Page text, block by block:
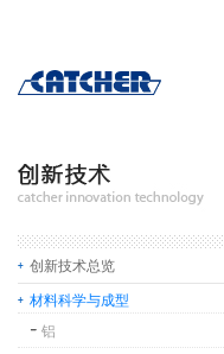
创新技术总览
材料科学与成型
铝